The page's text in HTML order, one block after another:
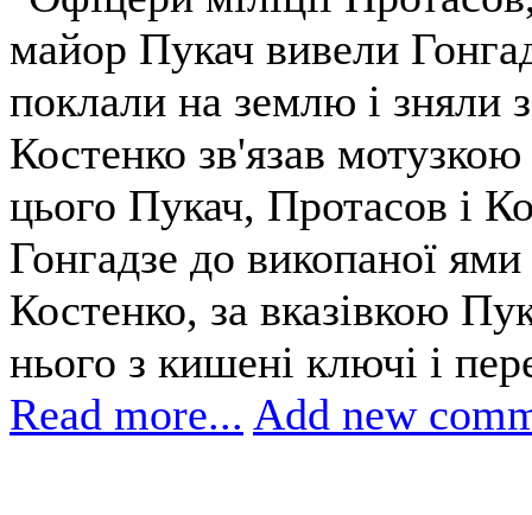
майор Пукач вивели
поклали на землю і зняли
Костенко зв'язав
цього Пукач, Протасов і
Гонгадзе до викопаної
Костенко, за вказівкою
нього з кишені ключі і
Read more... Add new